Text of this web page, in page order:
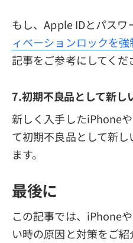
もし、Apple IDとパスワ
ィベーションロックを
記事をご参考にしてくだ
7.初期不良品として新し
新しく入手したiPhone
て初期不良品として新し
ます。
最後に
この記事では、iPhone
い時の原因と対策をご